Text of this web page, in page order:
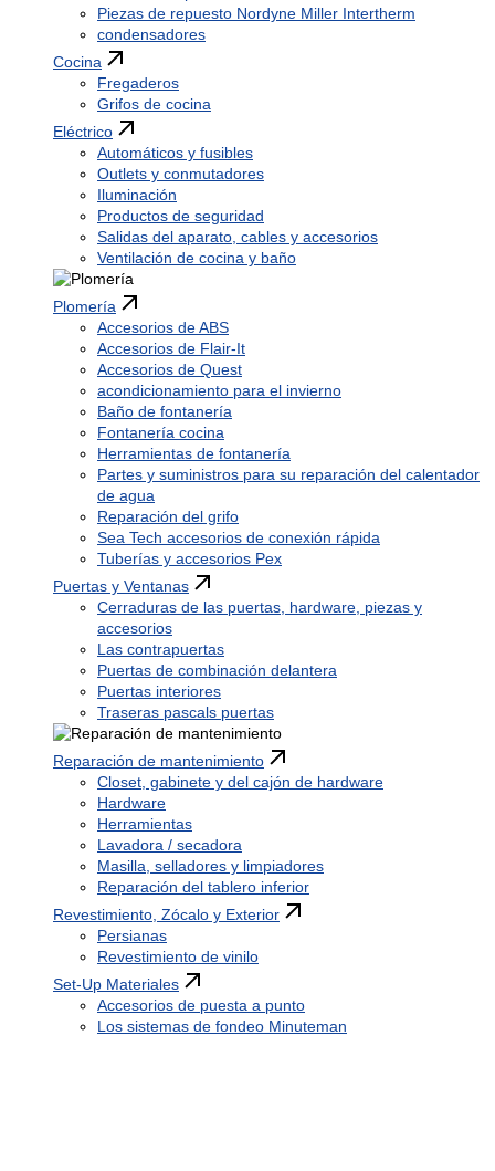
Piezas de repuesto Nordyne Miller Intertherm
condensadores
Cocina
Fregaderos
Grifos de cocina
Eléctrico
Automáticos y fusibles
Outlets y conmutadores
Iluminación
Productos de seguridad
Salidas del aparato, cables y accesorios
Ventilación de cocina y baño
Plomería
Accesorios de ABS
Accesorios de Flair-It
Accesorios de Quest
acondicionamiento para el invierno
Baño de fontanería
Fontanería cocina
Herramientas de fontanería
Partes y suministros para su reparación del calentador
de agua
Reparación del grifo
Sea Tech accesorios de conexión rápida
Tuberías y accesorios Pex
Puertas y Ventanas
Cerraduras de las puertas, hardware, piezas y
accesorios
Las contrapuertas
Puertas de combinación delantera
Puertas interiores
Traseras pascals puertas
Reparación de mantenimiento
Closet, gabinete y del cajón de hardware
Hardware
Herramientas
Lavadora / secadora
Masilla, selladores y limpiadores
Reparación del tablero inferior
Revestimiento, Zócalo y Exterior
Persianas
Revestimiento de vinilo
Set-Up Materiales
Accesorios de puesta a punto
Los sistemas de fondeo Minuteman